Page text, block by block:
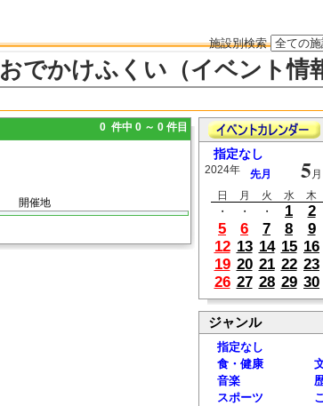
施設別検索
おでかけふくい（イベント情
0 件中 0 ～ 0 件目
開催地
指定なし
2024年 先月 5 月
日
月 火 水 木
・
・ ・ 1 2
5
6 7 8 9
12 13 14 15 16
19 20 21 22 23
26 27 28 29 30
ジャンル
指定なし
食・健康
音楽
スポーツ